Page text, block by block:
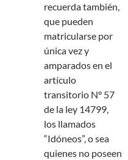
recuerda también,
que pueden
matricularse por
única vez y
amparados en el
artículo
transitorio N° 57
de la ley 14799,
los llamados
“Idóneos”, o sea
quienes no poseen